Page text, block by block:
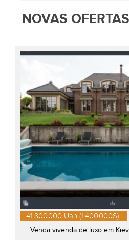
NOVAS
41.300.000 Uah (1.400.000$)
Venda vivenda de luxo em